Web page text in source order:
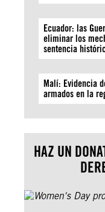
Ecuador: las
eliminar los
sentencia
Malí: Evidencia
armados en la
HAZ UN